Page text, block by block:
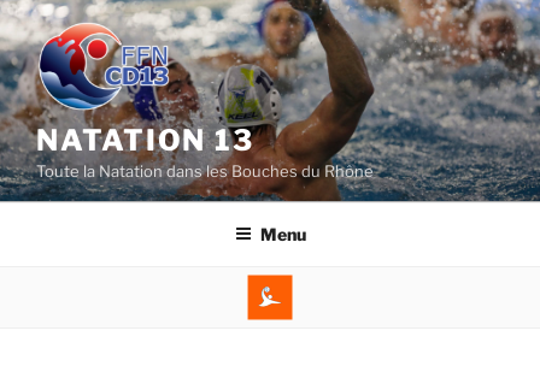
Aller
au
contenu
principal
NATATION 13
Toute la Natation dans les Bouches du Rhône
Menu